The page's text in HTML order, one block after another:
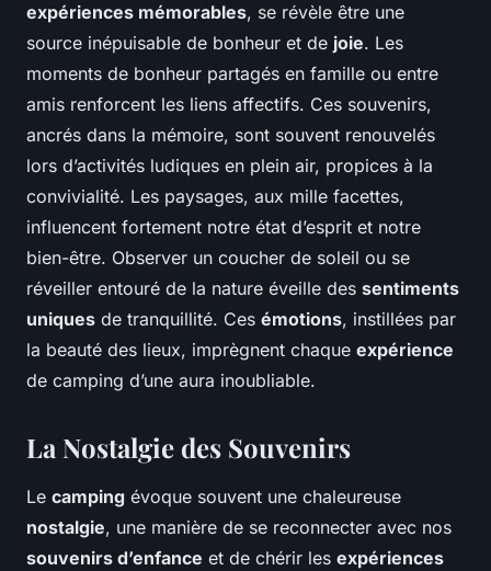
expériences mémorables, se révèle être une
source inépuisable de bonheur et de joie. Les
moments de bonheur partagés en famille ou entre
amis renforcent les liens affectifs. Ces souvenirs,
ancrés dans la mémoire, sont souvent renouvelés
lors d’activités ludiques en plein air, propices à la
convivialité. Les paysages, aux mille facettes,
influencent fortement notre état d’esprit et notre
bien-être. Observer un coucher de soleil ou se
réveiller entouré de la nature éveille des sentiments
uniques de tranquillité. Ces émotions, instillées par
la beauté des lieux, imprègnent chaque expérience
de camping d’une aura inoubliable.
La Nostalgie des Souvenirs
Le camping évoque souvent une chaleureuse
nostalgie, une manière de se reconnecter avec nos
souvenirs d’enfance et de chérir les expériences